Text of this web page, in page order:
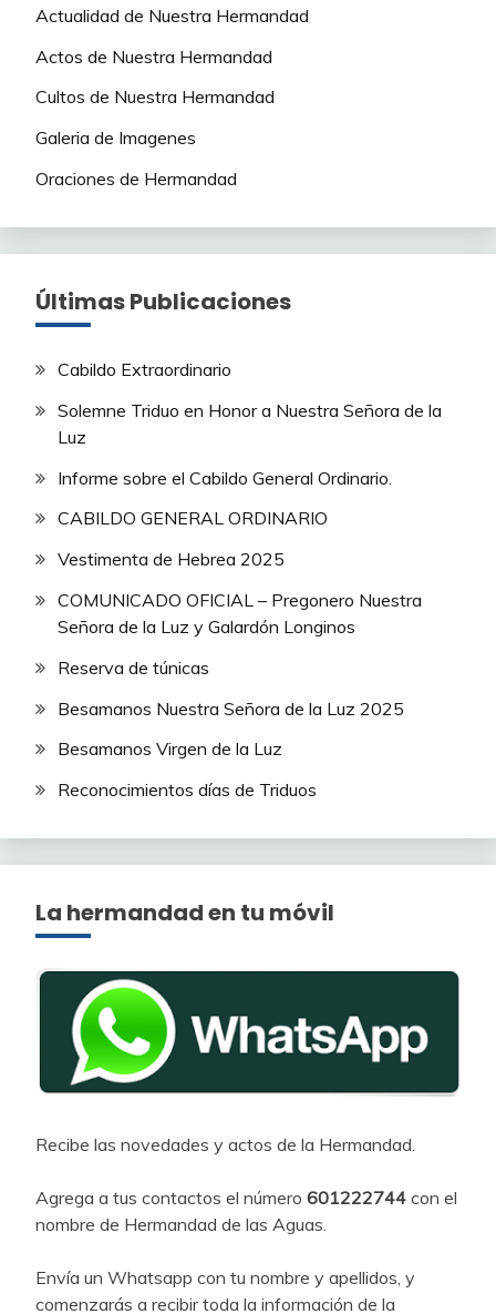
Actualidad de Nuestra Hermandad
Actos de Nuestra Hermandad
Cultos de Nuestra Hermandad
Galeria de Imagenes
Oraciones de Hermandad
Últimas Publicaciones
Cabildo Extraordinario
Solemne Triduo en Honor a Nuestra Señora de la
Luz
Informe sobre el Cabildo General Ordinario.
CABILDO GENERAL ORDINARIO
Vestimenta de Hebrea 2025
COMUNICADO OFICIAL – Pregonero Nuestra
Señora de la Luz y Galardón Longinos
Reserva de túnicas
Besamanos Nuestra Señora de la Luz 2025
Besamanos Virgen de la Luz
Reconocimientos días de Triduos
La hermandad en tu móvil
Recibe las novedades y actos de la Hermandad.
Agrega a tus contactos el número 601222744 con el
nombre de Hermandad de las Aguas.
Envía un Whatsapp con tu nombre y apellidos, y
comenzarás a recibir toda la información de la